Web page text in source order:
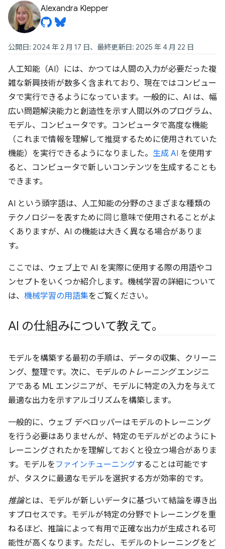
Alexandra Klepper
公開日: 2024 年 2 月 17 日、最終更新日: 2025 年 4 月 22 日
人工知能（AI）には、かつては人間の入力が必要だった複
雑な新興技術が数多く含まれており、現在ではコンピュー
タで実行できるようになっています。一般的に、AI は、幅
広い問題解決能力と創造性を示す人間以外のプログラム、
モデル、コンピュータです。コンピュータで高度な機能
（これまで情報を理解して推奨するために使用されていた
機能）を実行できるようになりました。 生成 AI を使用す
ると、コンピュータで新しいコンテンツを生成することも
できます。
AI という頭字語は、人工知能の分野のさまざまな種類の
テクノロジーを表すために同じ意味で使用されることがよ
くありますが、AI の機能は大きく異なる場合がありま
す。
ここでは、ウェブ上で AI を実際に使用する際の用語やコ
ンセプトをいくつか紹介します。機械学習の詳細について
は、 機械学習の用語集をご覧ください。
AI の仕組みについて教えて。
モデルを構築する最初の手順は、データの収集、クリーニ
ング、整理です。次に、モデルの トレーニングエンジニ
アである ML エンジニアが、モデルに特定の入力を与えて
最適な出力を示すアルゴリズムを構築します。
一般的に、ウェブ デベロッパーはモデルのトレーニング
を行う必要はありませんが、特定のモデルがどのようにト
レーニングされたかを理解しておくと役立つ場合がありま
す。モデルを ファインチューニングすることは可能です
が、タスクに最適なモデルを選択する方が効率的です。
推論とは、モデルが新しいデータに基づいて結論を導き出
すプロセスです。モデルが特定の分野でトレーニングを重
ねるほど、推論によって有用で正確な出力が生成される可
能性が高くなります。ただし、モデルのトレーニングをど